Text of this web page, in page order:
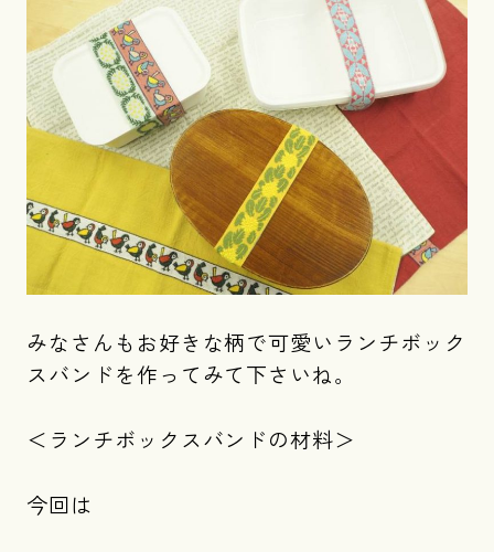
みなさんもお好きな柄で可愛いランチボック
スバンドを作ってみて下さいね。
＜ランチボックスバンドの材料＞
今回は